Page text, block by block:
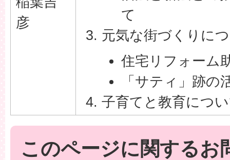
彦
て
元気な街づくりに
住宅リフォーム
「サティ」跡の
子育てと教育につ
このページに関するお